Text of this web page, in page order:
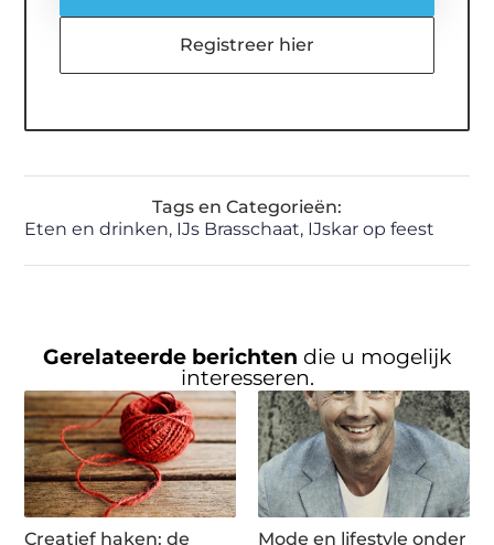
Registreer hier
Tags en Categorieën:
Eten en drinken, IJs Brasschaat, IJskar op feest
Gerelateerde berichten die u mogelijk
interesseren.
Creatief haken: de
Mode en lifestyle onder